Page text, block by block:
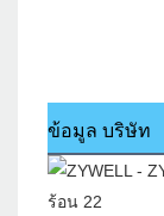
ข้อมูล บริษัท